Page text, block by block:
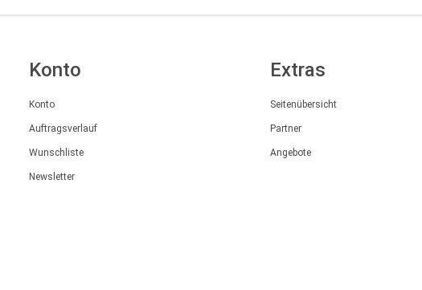
Konto
Konto
Auftragsverlauf
Wunschliste
Newsletter
Extras
Seitenübersicht
Partner
Angebote